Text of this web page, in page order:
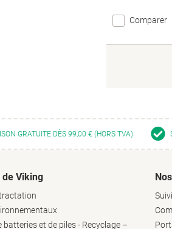
Comparer
GRATUITE DÈS 99,00 € (HORS TVA)
Viking
batteries et de piles - Recyclage –